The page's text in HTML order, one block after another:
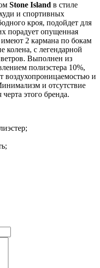
Stone Island в стиле
и спортивных
кроя, подойдет для
порадует опущенная
2 кармана по бокам
колена, с легендарной
Выполнен из
полиэстера 10%,
воздухопроницаемостью и
и отсутствие
этого бренда.